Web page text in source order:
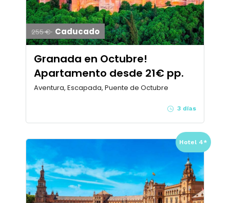
255 € Caducado
Granada en Octubre!
Apartamento desde 21€ pp.
Aventura, Escapada, Puente de Octubre
3 días
Hotel 4*